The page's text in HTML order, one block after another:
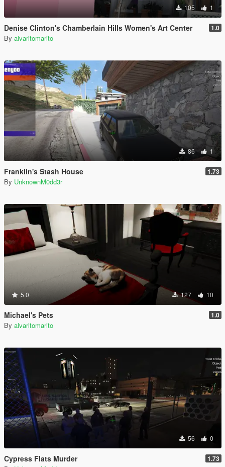
105 1
Denise Clinton's Chamberlain Hills Women's Art Center 1.0
By alvaritomarito
86 1
Franklin's Stash House 1.73
By UnknownM0dd3r
5.0 127 10
Michael's Pets 1.0
By alvaritomarito
56 0
Cypress Flats Murder 1.73